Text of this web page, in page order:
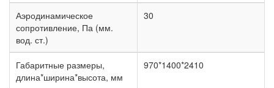
Аэродинамическое
сопротивление, Па (мм.
вод. ст.)
30
Габаритные размеры,
длина*ширина*высота, мм
970*1400*2410